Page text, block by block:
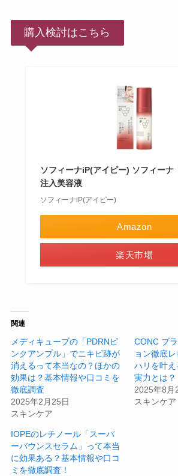
購入検討はこちら
ソフィーナiP(アイピー) ソフィーナ
注入美容液
ソフィーナiP(アイピー)
Amazon
楽天市場
関連
メディキューブの「PDRNピ
ンクアンプル」でニキビ跡が
消えるって本当なの？ほかの
効果は？基本情報や口コミを
徹底調査
2025年2月25日
スキンケア
CONC ブ
ョン徹底
ハリを叶
実力とは？
2025年8月
スキンケア
IOPEのレチノール「スーパ
ーバウンスセラム」って本当
に効果ある？基本情報や口コ
ミを徹底調査！